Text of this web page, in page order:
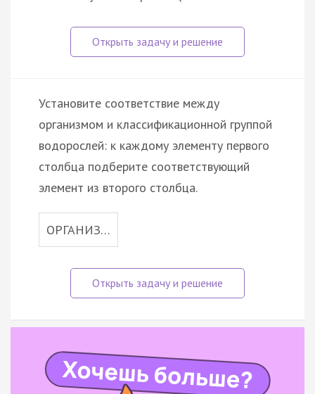
Установите соответствие между
организмом и классификационной группой
водорослей: к каждому элементу первого
столбца подберите соответствующий
элемент из второго столбца.
ОРГАНИЗ…